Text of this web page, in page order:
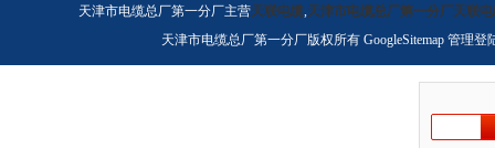
天津市电缆总厂第一分厂主营天联电缆,天津市电缆总厂第一分厂天联电
天津市电缆总厂第一分厂版权所有 GoogleSitemap 管理登